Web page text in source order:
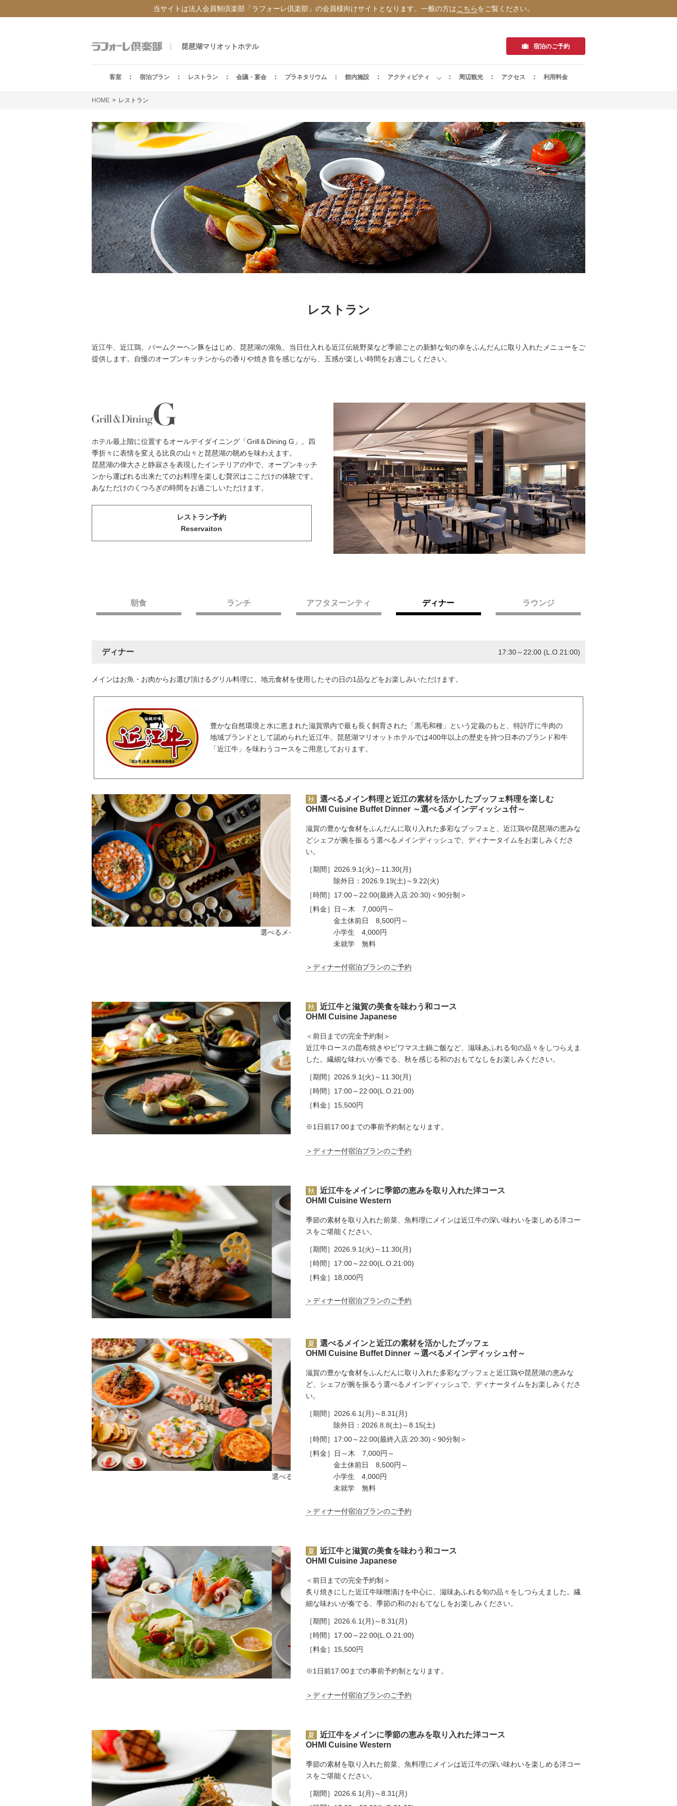
当サイトは法人会員制倶楽部「ラフォーレ倶楽部」の会員様向けサイトとなります。一般の方はこちらをご覧ください。
琵琶湖マリオットホテル 宿泊のご予約
客室 宿泊プラン レストラン 会議・宴会 プラネタリウム 館内施設 アクティビティ 周辺観光 アクセス 利用料金
HOME レストラン
レストラン
近江牛、近江鶏、バームクーヘン豚をはじめ、琵琶湖の湖魚、当日仕入れる近江伝統野菜など季節ごとの新鮮な旬の幸をふんだんに取り入れたメニューをご
提供します。自慢のオープンキッチンからの香りや焼き音を感じながら、五感が楽しい時間をお過ごしください。
ホテル最上階に位置するオールデイダイニング「Grill＆Dining G」。四
季折々に表情を変える比良の山々と琵琶湖の眺めを味わえます。
琵琶湖の偉大さと静寂さを表現したインテリアの中で、オープンキッチ
ンから運ばれる出来たてのお料理を楽しむ贅沢はここだけの体験です。
あなただけのくつろぎの時間をお過ごしいただけます。
レストラン予約
Reservaiton
朝食 ランチ アフタヌーンティ ディナー ラウンジ
ディナー 17:30～22:00 (L.O.21:00)
メインはお魚・お肉からお選び頂けるグリル料理に、地元食材を使用したその日の1品などをお楽しみいただけます。
豊かな自然環境と水に恵まれた滋賀県内で最も長く飼育された「黒毛和種」という定義のもと、特許庁に牛肉の
地域ブランドとして認められた近江牛。琵琶湖マリオットホテルでは400年以上の歴史を持つ日本のブランド和牛
「近江牛」を味わうコースをご用意しております。
選べるメインイメージ
秋
選べるメイン料理と近江の素材を活かしたブッフェ料理を楽しむ
OHMI Cuisine Buffet Dinner ～選べるメインディッシュ付～
滋賀の豊かな食材をふんだんに取り入れた多彩なブッフェと、近江鶏や琵琶湖の恵みな
どシェフが腕を振るう選べるメインディッシュで、ディナータイムをお楽しみくださ
い。
［期間］ 2026.9.1(火)～11.30(月)
除外日：2026.9.19(土)～9.22(火)
［時間］ 17:00～22:00(最終入店:20:30)＜90分制＞
［料金］
日～木 7,000円～
金土休前日 8,500円～
小学生 4,000円
未就学 無料
＞ディナー付宿泊プランのご予約
秋
近江牛と滋賀の美食を味わう和コース
OHMI Cuisine Japanese
＜前日までの完全予約制＞
近江牛ロースの昆布焼きやビワマス土鍋ご飯など、滋味あふれる旬の品々をしつらえま
した。繊細な味わいが奏でる、秋を感じる和のおもてなしをお楽しみください。
［期間］ 2026.9.1(火)～11.30(月)
［時間］ 17:00～22:00(L.O.21:00)
［料金］ 15,500円
※1日前17:00までの事前予約制となります。
＞ディナー付宿泊プランのご予約
秋
近江牛をメインに季節の恵みを取り入れた洋コース
OHMI Cuisine Western
季節の素材を取り入れた前菜、魚料理にメインは近江牛の深い味わいを楽しめる洋コー
スをご堪能ください。
［期間］ 2026.9.1(火)～11.30(月)
［時間］ 17:00～22:00(L.O.21:00)
［料金］ 18,000円
＞ディナー付宿泊プランのご予約
選べるメインイメージ
夏
選べるメインと近江の素材を活かしたブッフェ
OHMI Cuisine Buffet Dinner ～選べるメインディッシュ付～
滋賀の豊かな食材をふんだんに取り入れた多彩なブッフェと近江鶏や琵琶湖の恵みな
ど、シェフが腕を振るう選べるメインディッシュで、ディナータイムをお楽しみくださ
い。
［期間］ 2026.6.1(月)～8.31(月)
除外日：2026.8.8(土)～8.15(土)
［時間］ 17:00～22:00(最終入店:20:30)＜90分制＞
［料金］
日～木 7,000円～
金土休前日 8,500円～
小学生 4,000円
未就学 無料
＞ディナー付宿泊プランのご予約
夏
近江牛と滋賀の美食を味わう和コース
OHMI Cuisine Japanese
＜前日までの完全予約制＞
炙り焼きにした近江牛味噌漬けを中心に、滋味あふれる旬の品々をしつらえました。繊
細な味わいが奏でる、季節の和のおもてなしをお楽しみください。
［期間］ 2026.6.1(月)～8.31(月)
［時間］ 17:00～22:00(L.O.21:00)
［料金］ 15,500円
※1日前17:00までの事前予約制となります。
＞ディナー付宿泊プランのご予約
夏
近江牛をメインに季節の恵みを取り入れた洋コース
OHMI Cuisine Western
季節の素材を取り入れた前菜、魚料理にメインは近江牛の深い味わいを楽しめる洋コー
スをご堪能ください。
［期間］ 2026.6.1(月)～8.31(月)